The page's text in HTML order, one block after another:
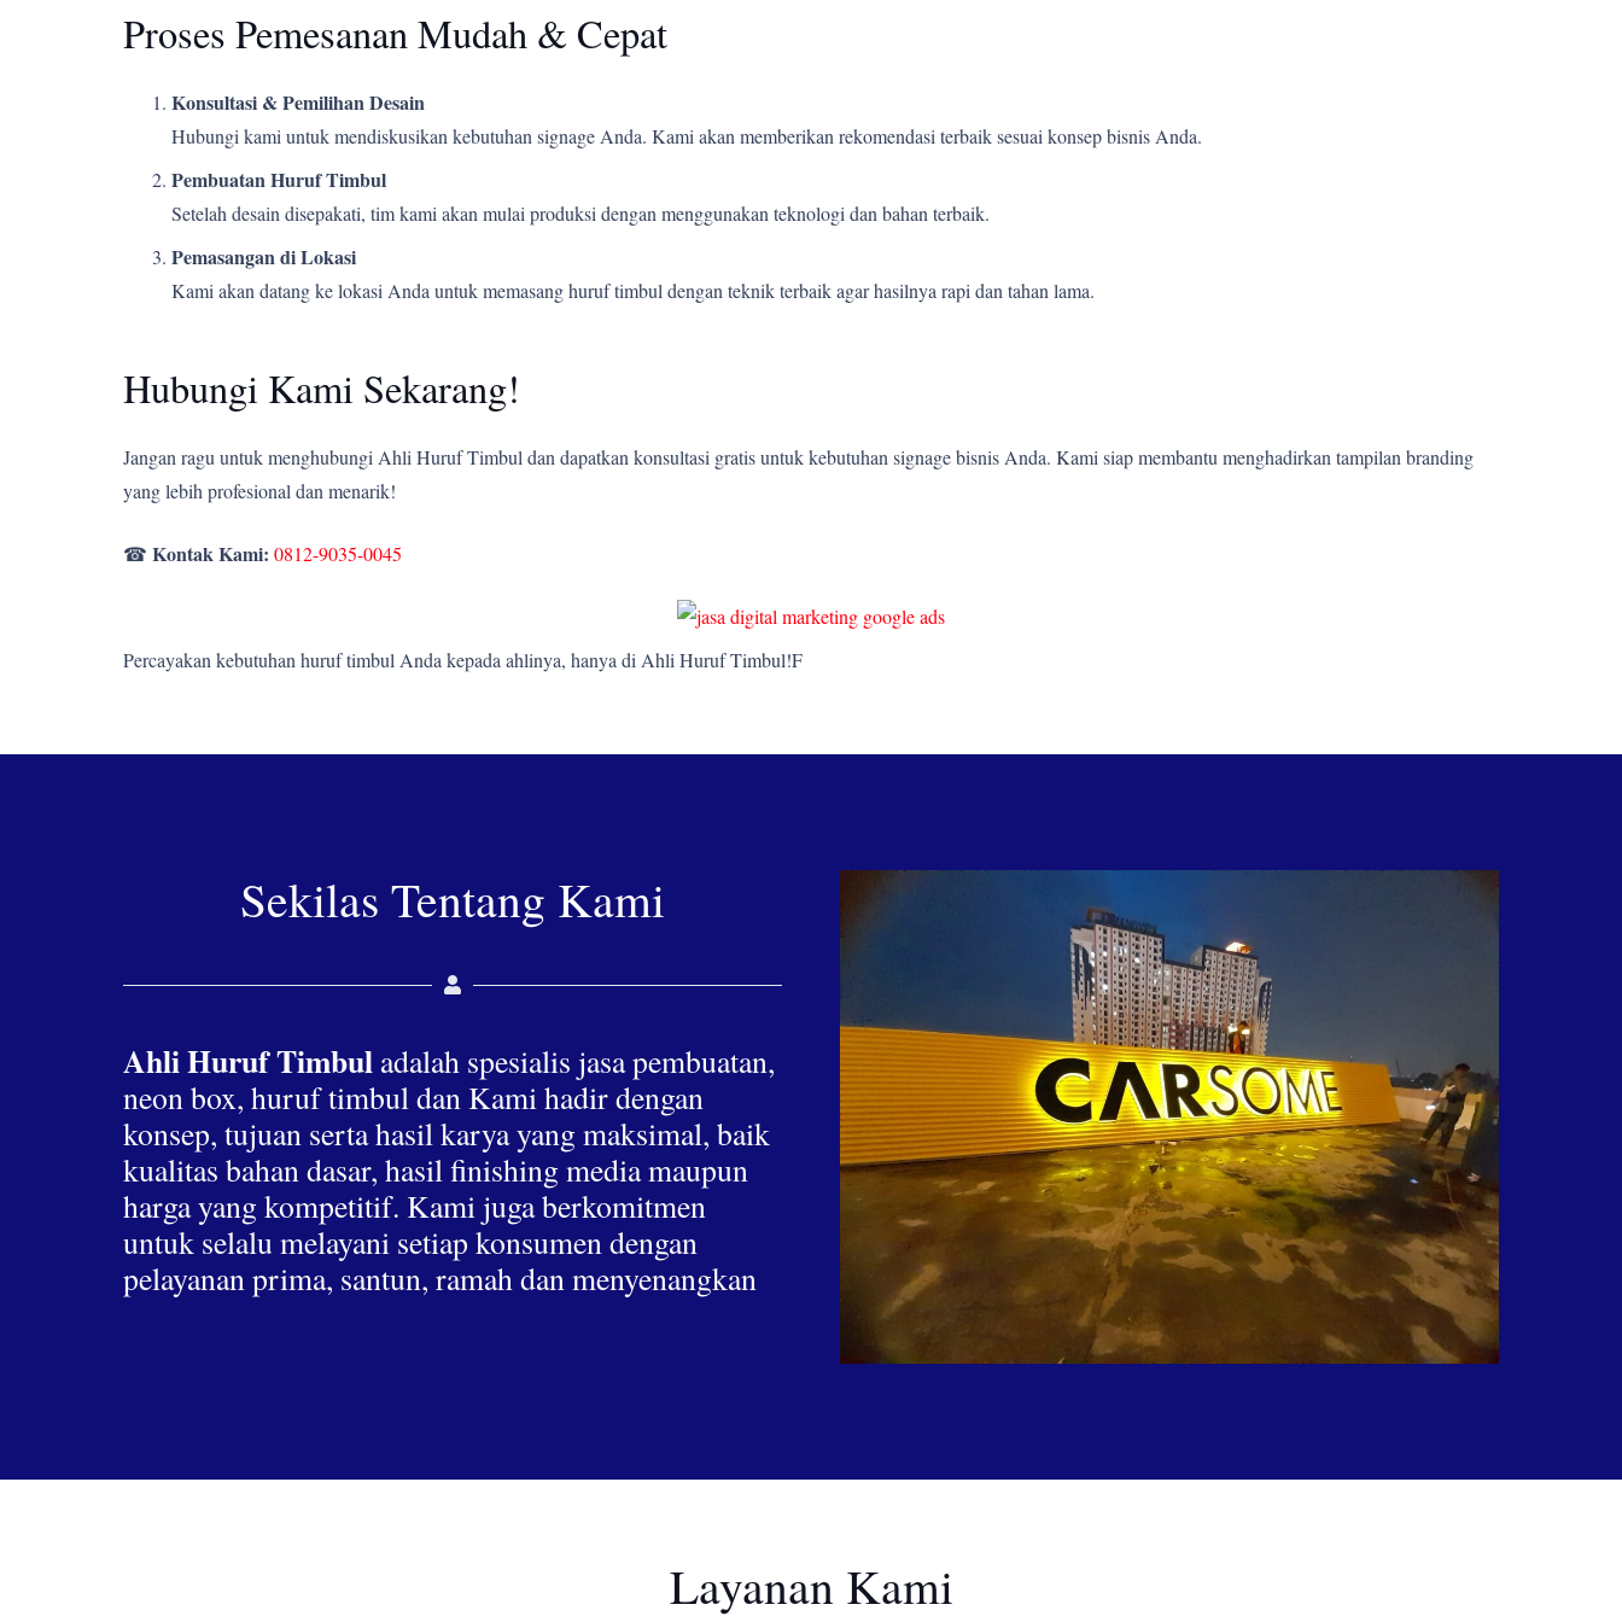
Proses Pemesanan Mudah & Cepat
Konsultasi & Pemilihan Desain
Hubungi kami untuk mendiskusikan kebutuhan signage Anda. Kami akan memberikan rekomendasi terbaik sesuai konsep bisnis Anda.
Pembuatan Huruf Timbul
Setelah desain disepakati, tim kami akan mulai produksi dengan menggunakan teknologi dan bahan terbaik.
Pemasangan di Lokasi
Kami akan datang ke lokasi Anda untuk memasang huruf timbul dengan teknik terbaik agar hasilnya rapi dan tahan lama.
Hubungi Kami Sekarang!
Jangan ragu untuk menghubungi Ahli Huruf Timbul dan dapatkan konsultasi gratis untuk kebutuhan signage bisnis Anda. Kami siap membantu menghadirkan tampilan branding
yang lebih profesional dan menarik!
☎ Kontak Kami: 0812-9035-0045
Percayakan kebutuhan huruf timbul Anda kepada ahlinya, hanya di Ahli Huruf Timbul!F
Sekilas Tentang Kami
Ahli Huruf Timbul adalah spesialis jasa pembuatan,
neon box, huruf timbul dan Kami hadir dengan
konsep, tujuan serta hasil karya yang maksimal, baik
kualitas bahan dasar, hasil finishing media maupun
harga yang kompetitif. Kami juga berkomitmen
untuk selalu melayani setiap konsumen dengan
pelayanan prima, santun, ramah dan menyenangkan
Layanan Kami